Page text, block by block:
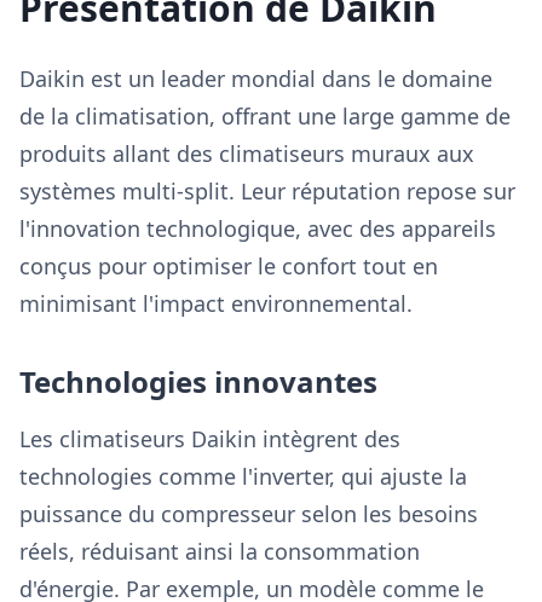
Daikin est un leader mondial dans le domaine
de la climatisation, offrant une large gamme de
produits allant des climatiseurs muraux aux
systèmes multi-split. Leur réputation repose sur
l'innovation technologique, avec des appareils
conçus pour optimiser le confort tout en
minimisant l'impact environnemental.
Technologies innovantes
Les climatiseurs Daikin intègrent des
technologies comme l'inverter, qui ajuste la
puissance du compresseur selon les besoins
réels, réduisant ainsi la consommation
d'énergie. Par exemple, un modèle comme le